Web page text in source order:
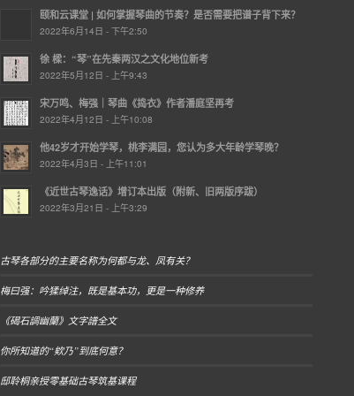
颐和云课堂 | ​如何掌握琴曲的节奏？是否需要把谱子背下来？
2022年6月14日 - 下午2:50
徐 樑：“琴”在先秦两汉之文化地位新考
2022年5月12日 - 上午9:43
宋万鸣、梅强｜琴曲《捣衣》作者潘庭坚再考
2022年4月12日 - 上午10:08
他42岁才开始学琴，桃李满园，您认为多大年龄学琴晚？
2022年4月3日 - 上午11:01
《近世古琴逸话》增订本出版（附新、旧两版序跋）
2022年3月21日 - 上午3:29
古琴各部分的主要名称为何都与龙、凤有关？
梅曰强：吟猱绰注，既是基本功，更是一种修养
《碣石調幽蘭》文字譜全文
你所知道的“欸乃”到底何意？
邸聆桐亲授零基础古琴筑基课程